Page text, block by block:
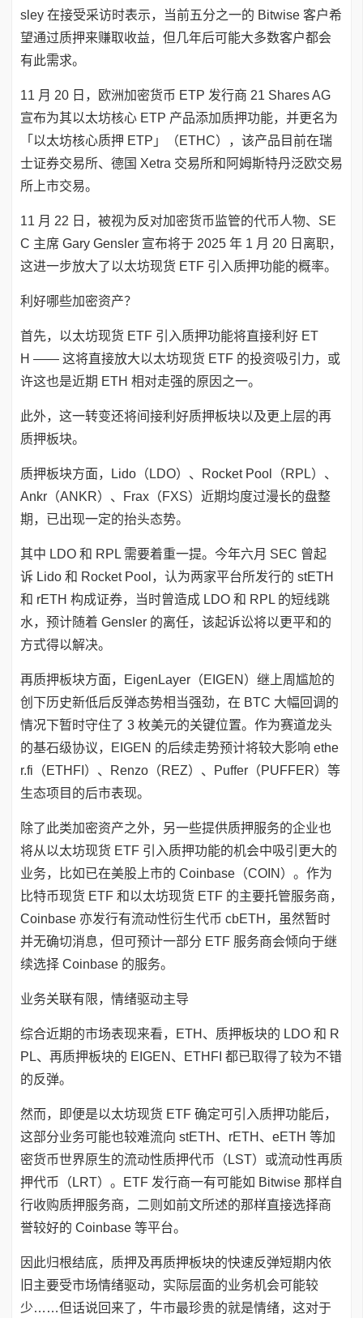
sley 在接受采访时表示，当前五分之一的 Bitwise 客户希
望通过质押来赚取收益，但几年后可能大多数客户都会
有此需求。
11 月 20 日，欧洲加密货币 ETP 发行商 21 Shares AG
宣布为其以太坊核心 ETP 产品添加质押功能，并更名为
「以太坊核心质押 ETP」（ETHC），该产品目前在瑞
士证券交易所、德国 Xetra 交易所和阿姆斯特丹泛欧交易
所上市交易。
11 月 22 日，被视为反对加密货币监管的代币人物、SE
C 主席 Gary Gensler 宣布将于 2025 年 1 月 20 日离职，
这进一步放大了以太坊现货 ETF 引入质押功能的概率。
利好哪些加密资产？
首先，以太坊现货 ETF 引入质押功能将直接利好 ET
H —— 这将直接放大以太坊现货 ETF 的投资吸引力，或
许这也是近期 ETH 相对走强的原因之一。
此外，这一转变还将间接利好质押板块以及更上层的再
质押板块。
质押板块方面，Lido（LDO）、Rocket Pool（RPL）、
Ankr（ANKR）、Frax（FXS）近期均度过漫长的盘整
期，已出现一定的抬头态势。
其中 LDO 和 RPL 需要着重一提。今年六月 SEC 曾起
诉 Lido 和 Rocket Pool，认为两家平台所发行的 stETH
和 rETH 构成证券，当时曾造成 LDO 和 RPL 的短线跳
水，预计随着 Gensler 的离任，该起诉讼将以更平和的
方式得以解决。
再质押板块方面，EigenLayer（EIGEN）继上周尴尬的
创下历史新低后反弹态势相当强劲，在 BTC 大幅回调的
情况下暂时守住了 3 枚美元的关键位置。作为赛道龙头
的基石级协议，EIGEN 的后续走势预计将较大影响 ethe
r.fi（ETHFI）、Renzo（REZ）、Puffer（PUFFER）等
生态项目的后市表现。
除了此类加密资产之外，另一些提供质押服务的企业也
将从以太坊现货 ETF 引入质押功能的机会中吸引更大的
业务，比如已在美股上市的 Coinbase（COIN）。作为
比特币现货 ETF 和以太坊现货 ETF 的主要托管服务商，
Coinbase 亦发行有流动性衍生代币 cbETH，虽然暂时
并无确切消息，但可预计一部分 ETF 服务商会倾向于继
续选择 Coinbase 的服务。
业务关联有限，情绪驱动主导
综合近期的市场表现来看，ETH、质押板块的 LDO 和 R
PL、再质押板块的 EIGEN、ETHFI 都已取得了较为不错
的反弹。
然而，即便是以太坊现货 ETF 确定可引入质押功能后，
这部分业务可能也较难流向 stETH、rETH、eETH 等加
密货币世界原生的流动性质押代币（LST）或流动性再质
押代币（LRT）。ETF 发行商一有可能如 Bitwise 那样自
行收购质押服务商，二则如前文所述的那样直接选择商
誉较好的 Coinbase 等平台。
因此归根结底，质押及再质押板块的快速反弹短期内依
旧主要受市场情绪驱动，实际层面的业务机会可能较
少……但话说回来了，牛市最珍贵的就是情绪，这对于